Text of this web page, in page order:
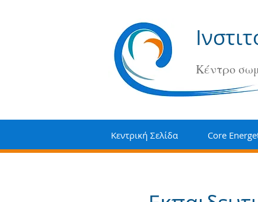
Κέντρο
Κεντρική Σελίδα Core